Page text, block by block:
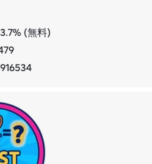
(無料)